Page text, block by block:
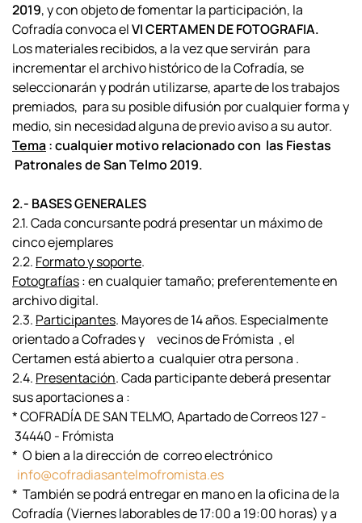
2019, y con objeto de fomentar la participación, la
Cofradía convoca elVI CERTAMEN DE FOTOGRAFIA.
Los materiales recibidos, a la vez que servirán para
incrementar el archivo histórico de la Cofradía, se
seleccionarán y podrán utilizarse, aparte de los trabajos
premiados, para su posible difusión por cualquier forma y
medio, sin necesidad alguna de previo aviso a su autor.
Tema: cualquier motivo relacionado con las Fiestas
Patronales de San Telmo 2019.
2.- BASES GENERALES
2.1. Cada concursante podrá presentar un máximo de
cinco ejemplares
2.2. Formato y soporte.
Fotografías: en cualquier tamaño; preferentemente en
archivo digital.
2.3. Participantes. Mayores de 14 años. Especialmente
orientado a Cofrades y vecinos de Frómista , el
Certamen está abierto a cualquier otra persona .
2.4. Presentación. Cada participante deberá presentar
sus aportaciones a :
* COFRADÍA DE SAN TELMO, Apartado de Correos 127 -
34440 - Frómista
* O bien a la dirección de correo electrónico
info@cofradiasantelmofromista.es
* También se podrá entregar en mano en la oficina de la
Cofradía (Viernes laborables de 17:00 a 19:00 horas) y a